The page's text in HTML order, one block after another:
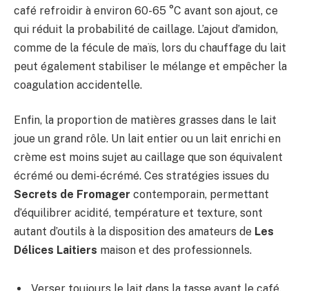
café refroidir à environ 60-65 °C avant son ajout, ce
qui réduit la probabilité de caillage. L’ajout d’amidon,
comme de la fécule de maïs, lors du chauffage du lait
peut également stabiliser le mélange et empêcher la
coagulation accidentelle.
Enfin, la proportion de matières grasses dans le lait
joue un grand rôle. Un lait entier ou un lait enrichi en
crème est moins sujet au caillage que son équivalent
écrémé ou demi-écrémé. Ces stratégies issues du
Secrets de Fromager contemporain, permettant
d’équilibrer acidité, température et texture, sont
autant d’outils à la disposition des amateurs de Les
Délices Laitiers maison et des professionnels.